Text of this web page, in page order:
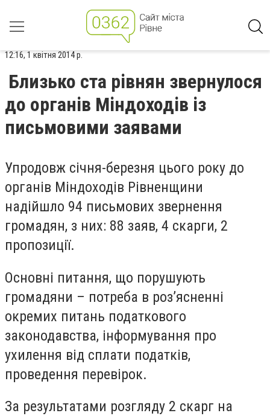
12:16, 1 квітня 2014 р.
Близько ста рівнян звернулося
до органів Міндоходів із
письмовими заявами
Упродовж січня-березня цього року до
органів Міндоходів Рівненщини
надійшло 94 письмових звернення
громадян, з них: 88 заяв, 4 скарги, 2
пропозиції.
Основні питання, що порушують
громадяни – потреба в роз’ясненні
окремих питань податкового
законодавства, інформування про
ухилення від сплати податків,
проведення перевірок.
За результатами розгляду 2 скарг на